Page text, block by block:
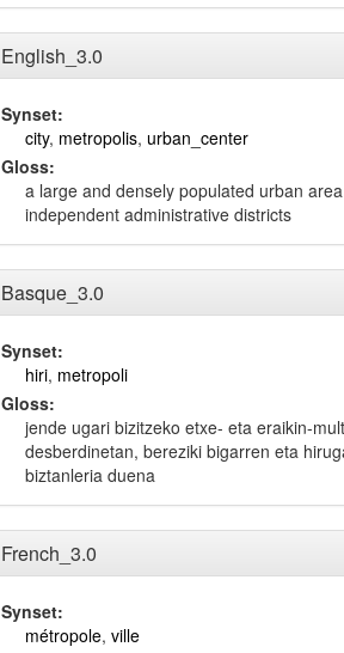
English_3.0
Synset:
city, metropolis, urban_center
Gloss:
a large and densely populated urban
independent administrative districts
Basque_3.0
Synset:
hiri, metropoli
Gloss:
jende ugari bizitzeko etxe- eta eraikin-
desberdinetan, bereziki bigarren eta
biztanleria duena
French_3.0
Synset:
métropole, ville